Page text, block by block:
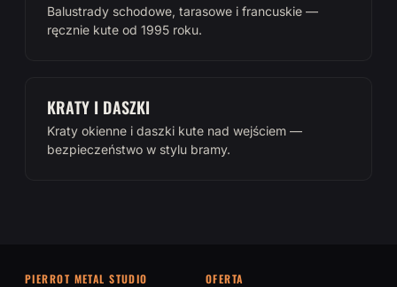
Balustrady schodowe, tarasowe i francuskie —
ręcznie kute od 1995 roku.
KRATY I DASZKI
Kraty okienne i daszki kute nad wejściem —
bezpieczeństwo w stylu bramy.
PIERROT METAL STUDIO
OFERTA